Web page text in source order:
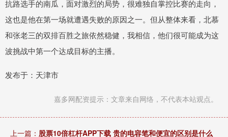
抗路选手的南瓜，面对激烈的局势，很难独自掌控比赛的走向，
这也是他在第一场就遭遇失败的原因之一。但从整体来看，北慕
和张老三的双排百胜之旅依然稳健，我相信，他们很可能成为这
波挑战中第一个达成目标的主播。
发布于：天津市
嘉多网配资提示：文章来自网络，不代表本站观点。
上一篇： 股票10倍杠杆APP下载 贵的电容笔和便宜的区别是什么